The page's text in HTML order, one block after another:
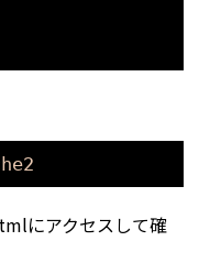
にアクセスして確